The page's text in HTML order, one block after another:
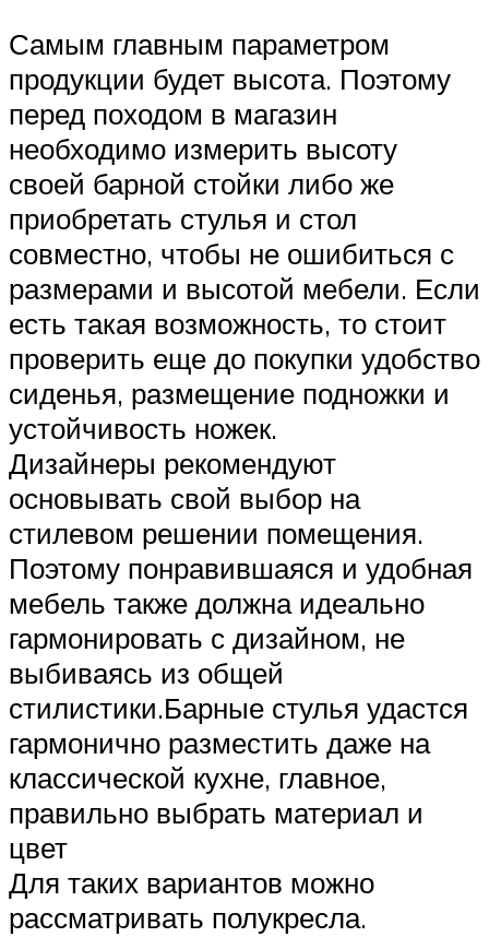
Самым главным параметром
продукции будет высота. Поэтому
перед походом в магазин
необходимо измерить высоту
своей барной стойки либо же
приобретать стулья и стол
совместно, чтобы не ошибиться с
размерами и высотой мебели. Если
есть такая возможность, то стоит
проверить еще до покупки удобство
сиденья, размещение подножки и
устойчивость ножек.
Дизайнеры рекомендуют
основывать свой выбор на
стилевом решении помещения.
Поэтому понравившаяся и удобная
мебель также должна идеально
гармонировать с дизайном, не
выбиваясь из общей
стилистики.Барные стулья удастся
гармонично разместить даже на
классической кухне, главное,
правильно выбрать материал и
цвет
Для таких вариантов можно
рассматривать полукресла.